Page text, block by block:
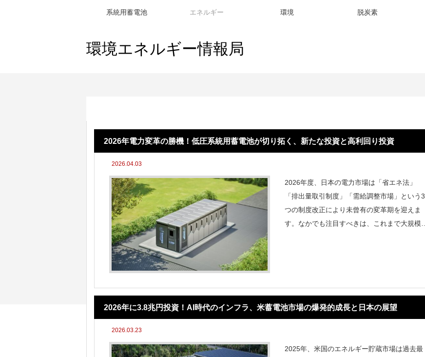
系統用蓄電池 エネルギー 環境 脱炭素
環境エネルギー情報局
2026年電力変革の勝機！低圧系統用蓄電池が切り拓く、新たな投資と高利回り投資
2026.04.03
2026年度、日本の電力市場は「省エネ法」
「排出量取引制度」「需給調整市場」という3
つの制度改正により未曾有の変革期を迎えま
す。なかでも注目すべきは、これまで大規模施
2026年に3.8兆円投資！AI時代のインフラ、米蓄電池市場の爆発的成長と日本の展望
2026.03.23
2025年、米国のエネルギー貯蔵市場は過去最